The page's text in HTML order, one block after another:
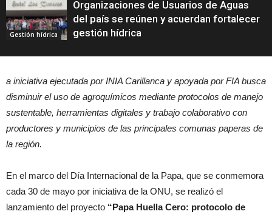
Gestión hídrica
Organizaciones de Usuarios de Aguas
del país se reúnen y acuerdan fortalecer
gestión hídrica
a iniciativa ejecutada por INIA Carillanca y apoyada por FIA busca
disminuir el uso de agroquímicos mediante protocolos de manejo
sustentable, herramientas digitales y trabajo colaborativo con
productores y municipios de las principales comunas paperas de
la región.
En el marco del Día Internacional de la Papa, que se conmemora
cada 30 de mayo por iniciativa de la ONU, se realizó el
lanzamiento del proyecto “Papa Huella Cero: protocolo de